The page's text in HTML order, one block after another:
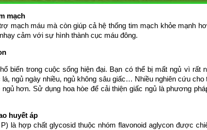
mạch
mạch máu mà còn giúp cả hệ thống tim mạch khỏe mạnh
cảm với sự hình thành cục máu đông.
biến trong cuộc sống hiện đại. Bạn có thể bị mất ngủ vì rất
lá, ngủ ngày nhiều, ngủ không sâu giấc… Nhiều nghiên cứu
ngủ hơn. Sử dụng hoa hòe để cải thiện giấc ngủ là phương
huyết áp
là hợp chất glycosid thuộc nhóm flavonoid aglycon được